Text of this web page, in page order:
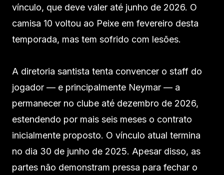
vínculo, que deve valer até junho de 2026. O
camisa 10 voltou ao Peixe em fevereiro desta
temporada, mas tem sofrido com lesões.
A diretoria santista tenta convencer o staff do
jogador — e principalmente Neymar — a
permanecer no clube até dezembro de 2026,
estendendo por mais seis meses o contrato
inicialmente proposto. O vínculo atual termina
no dia 30 de junho de 2025. Apesar disso, as
partes não demonstram pressa para fechar o